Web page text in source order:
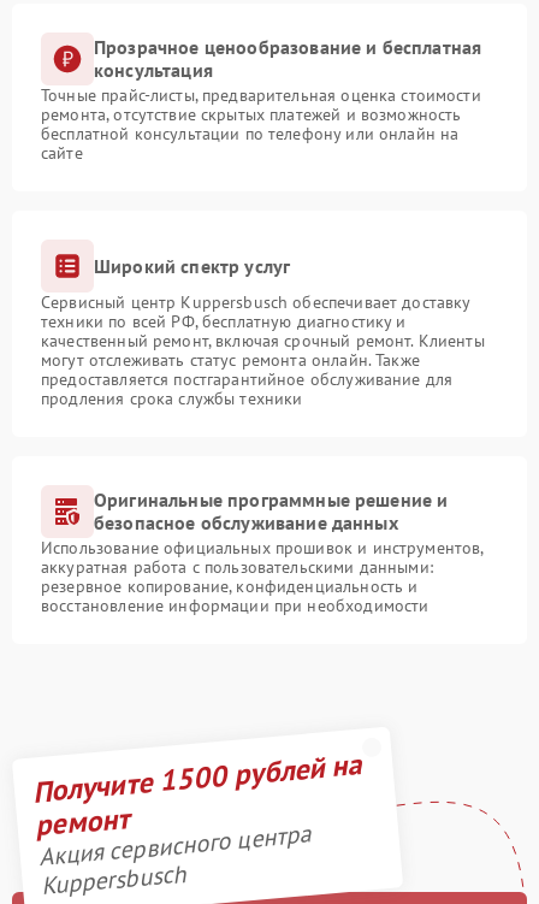
Прозрачное ценообразование и бесплатная
консультация
Точные прайс-листы, предварительная оценка стоимости
ремонта, отсутствие скрытых платежей и возможность
бесплатной консультации по телефону или онлайн на
сайте
Широкий спектр услуг
Сервисный центр Kuppersbusch обеспечивает доставку
техники по всей РФ, бесплатную диагностику и
качественный ремонт, включая срочный ремонт. Клиенты
могут отслеживать статус ремонта онлайн. Также
предоставляется постгарантийное обслуживание для
продления срока службы техники
Оригинальные программные решение и
безопасное обслуживание данных
Использование официальных прошивок и инструментов,
аккуратная работа с пользовательскими данными:
резервное копирование, конфиденциальность и
восстановление информации при необходимости
Получите 1500 рублей на
ремонт
Акция сервисного центра
Kuppersbusch